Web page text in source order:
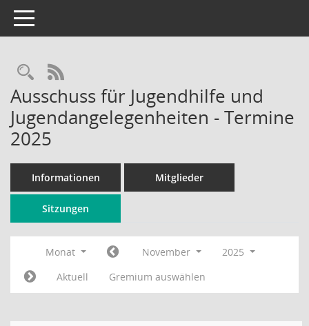
Toggle navigation
Rechercheauswahl
RSS-Feed
Ausschuss für Jugendhilfe und
Jugendangelegenheiten - Termine
2025
Informationen Mitglieder
Sitzungen
Monat November
2025
Aktuell
Gremium auswählen